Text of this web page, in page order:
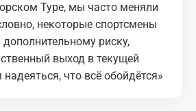
Туре, мы часто меняли
некоторые спортсмены
дополнительному риску,
выход в текущей
что всё обойдётся»